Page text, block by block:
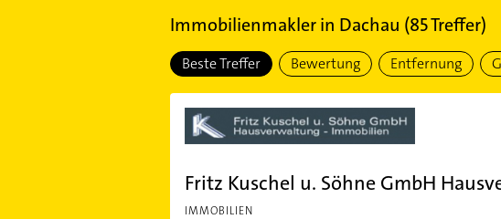
Immobilienmaklerin Dachau (85Treffer)
Beste Treffer Bewertung Entfernung
Fritz Kuschel u. Söhne GmbH
IMMOBILIEN